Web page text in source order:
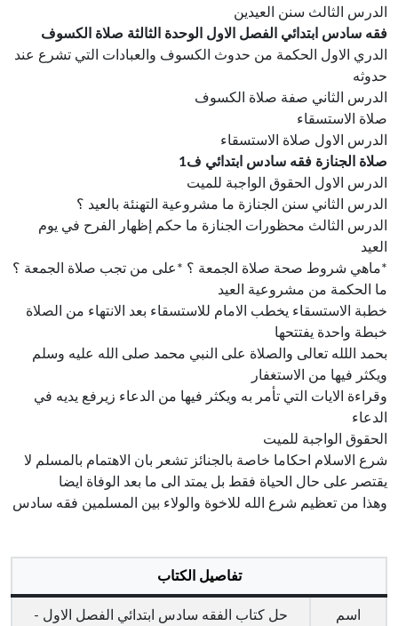
الدرس الثالث سنن العيدين
فقه سادس ابتدائي الفصل الاول الوحدة الثالثة صلاة الكسوف
الدري الاول الحكمة من حدوث الكسوف والعبادات التي تشرع عند
حدوثه
الدرس الثاني صفة صلاة الكسوف
صلاة الاستسقاء
الدرس الاول صلاة الاستسقاء
صلاة الجنازة فقه سادس ابتدائي ف1
الدرس الاول الحقوق الواجبة للميت
الدرس الثاني سنن الجنازة ما مشروعية التهنئة بالعيد ؟
الدرس الثالث محظورات الجنازة ما حكم إظهار الفرح في يوم
العيد
*ماهي شروط صحة صلاة الجمعة ؟ *على من تجب صلاة الجمعة ؟
ما الحكمة من مشروعية العيد
خطبة الاستسقاء يخطب الامام للاستسقاء بعد الانتهاء من الصلاة
خبطة واحدة يفتتحها
بحمد اللله تعالى والصلاة على النبي محمد صلى الله عليه وسلم
ويكثر فيها من الاستغفار
وقراءة الايات التي تأمر به ويكثر فيها من الدعاء زيرفع يديه في
الدعاء
الحقوق الواجبة للميت
شرع الاسلام احكاما خاصة بالجنائز تشعر بان الاهتمام بالمسلم لا
يقتصر على حال الحياة فقط بل يمتد الى ما بعد الوفاة ايضا
وهذا من تعظيم شرع الله للاخوة والولاء بين المسلمين فقه سادس
تفاصيل الكتاب
اسم حل كتاب الفقه سادس ابتدائي الفصل الاول -